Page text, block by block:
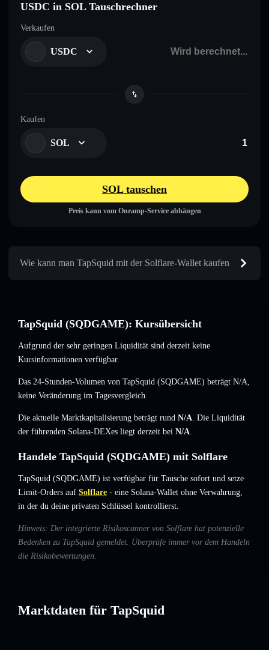
USDC in SOL Tauschrechner
Verkaufen
USDC
Kaufen
SOL
SOL tauschen
Preis kann vom Onramp-Service abhängen
Wie kann man TapSquid mit der Solflare-Wallet kaufen
TapSquid (SQDGAME): Kursübersicht
Aufgrund der sehr geringen Liquidität sind derzeit keine
Kursinformationen verfügbar.
Das 24-Stunden-Volumen von TapSquid (SQDGAME) beträgt N/A,
keine Veränderung im Tagesvergleich.
Die aktuelle Marktkapitalisierung beträgt rund N/A. Die Liquidität
der führenden Solana-DEXes liegt derzeit bei N/A.
Handele TapSquid (SQDGAME) mit Solflare
TapSquid (SQDGAME) ist verfügbar für Tausche sofort und setze
Limit-Orders auf Solflare - eine Solana-Wallet ohne Verwahrung,
in der du deine privaten Schlüssel kontrollierst.
Hinweis: Der integrierte Risikoscanner von Solflare hat potenzielle
Bedenken zu TapSquid gemeldet. Überprüfe immer vor dem Handeln
die Risikobewertungen.
Marktdaten für TapSquid